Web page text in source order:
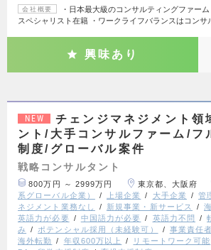
会社概要
・日本最大級のコンサルティングファー
スペシャリスト在籍 ・ワークライフバランスはコンサ
興味あり
NEW
チェンジマネジメント領
ント/大手コンサルファーム/フ
制度/グローバル案件
戦略コンサルタント
800万円 ～ 2999万円 東京都、大阪府
系グローバル企業）
上場企業 大手企業 管
ネジメント業務なし
新規事業・新サービス
英語力が必要
中国語力が必要 英語力不問
み
ポテンシャル採用（未経験可） 事業責任者
海外転勤
年収600万以上 リモートワーク可能